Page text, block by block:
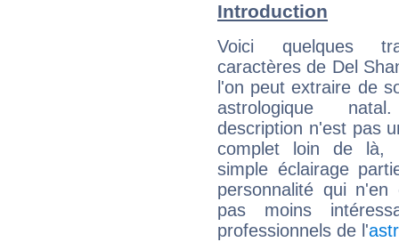
Introduction
Voici quelques
caractères de Del
l'on peut extraire de
astrologique
description n'est pas
complet loin de là,
simple éclairage
personnalité qui n'en
pas moins
professionnels de l'